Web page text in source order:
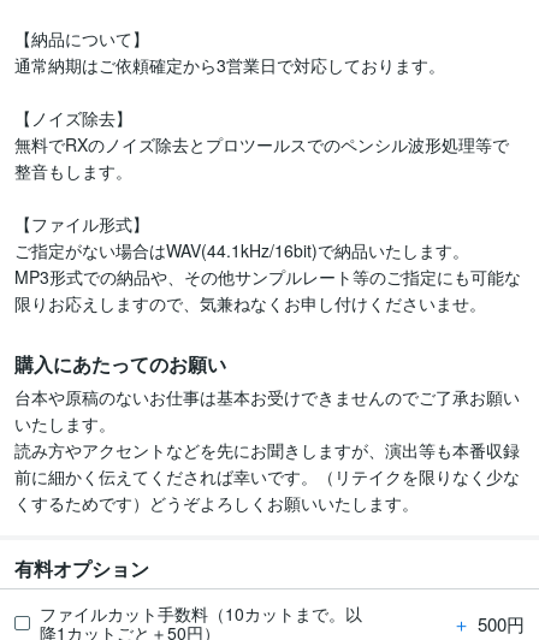
【納品について】
通常納期はご依頼確定から3営業日で対応しております。
【ノイズ除去】
無料でRXのノイズ除去とプロツールスでのペンシル波形処理等で
整音もします。
【ファイル形式】
ご指定がない場合はWAV(44.1kHz/16bit)で納品いたします。
MP3形式での納品や、その他サンプルレート等のご指定にも可能な
限りお応えしますので、気兼ねなくお申し付けくださいませ。
購入にあたってのお願い
台本や原稿のないお仕事は基本お受けできませんのでご了承お願い
いたします。
読み方やアクセントなどを先にお聞きしますが、演出等も本番収録
前に細かく伝えてくだされば幸いです。（リテイクを限りなく少な
くするためです）どうぞよろしくお願いいたします。
有料オプション
ファイルカット手数料（10カットまで。以
降1カットごと＋50円）
＋ 500円